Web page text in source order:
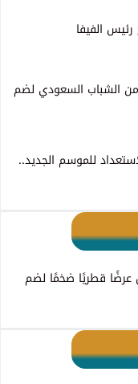
الفيفا
الشباب السعودي لضم
للموسم الجديد..
قطريًا ضخمًا لضم